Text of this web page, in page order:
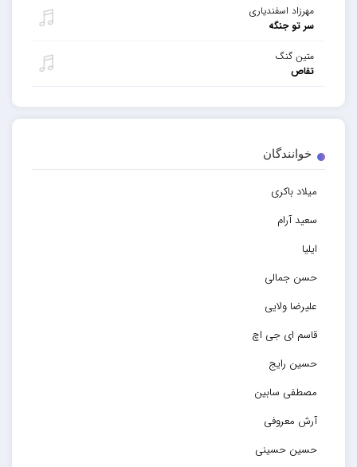
مهرزاد اسفندیاری
سر تو جنگه
متین گنگ
تقاص
خوانندگان
میلاد باکری
سعید آرام
ایلیا
حسن جمالی
علیرضا ولایی
قاسم ای جی اچ
حسین رایج
مصطفی سابین
آرش معروفی
حسین حسینی